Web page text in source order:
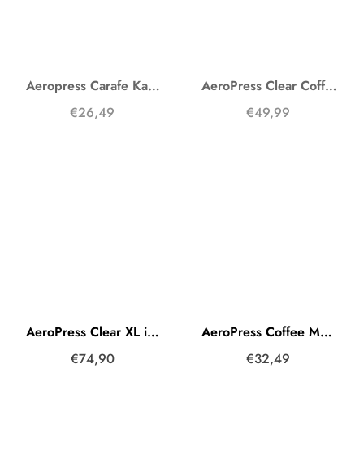
Aeropress Carafe Karaffe
€26,49
AeroPress Clear Coffee Maker
€49,99
AeroPress Clear XL inkl. Karaffe + Papierfilter
€74,90
AeroPress Coffee Maker Original inkl. Papierfilter
€32,49